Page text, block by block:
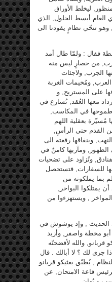
ليخلط الأوراق
العام أبسط الحلول, الذي
تنحّي نظامٍ يقودنا الى
فقال : ولمّا طال أمد
من حصارٍ ليس منه
الجرب, ولاجئات
ومُخيمات الغربة
على المستريح, و
معها العُقد, تُسارع في
في المكاسب,
بعقلية اللهم
القدم حتى الرأسِ,
وبنفاقها رفعته الى
ومآربها كامنٌ في
وتُزاود على تضحيات
للسفارات, فتستحصل
بما يملكونه من
يمتلكوا البواخر,
, ويستهزءوا من
الحديث , وإذ يوشوش في
أبو مخطة واصفر, وأزبد
قربانو, والله لأفضحنّه
جرى لك ؟ لا أبالك . قال
, يُطبّق بعثيكو قربانو
قاعة الامتحان, عن